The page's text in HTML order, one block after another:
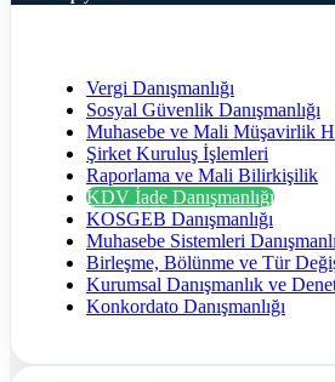
Vergi Danışmanlığı
Sosyal Güvenlik Danışmanlığı
Muhasebe ve Mali Müşavirlik
Şirket Kuruluş İşlemleri
Raporlama ve Mali Bilirkişilik
KDV İade Danışmanlığı
KOSGEB Danışmanlığı
Muhasebe Sistemleri
Birleşme, Bölünme ve Tür
Kurumsal Danışmanlık ve
Konkordato Danışmanlığı